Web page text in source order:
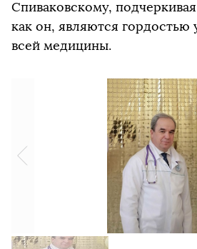
Спиваковскому,
как он, являются гордостью
всей медицины.